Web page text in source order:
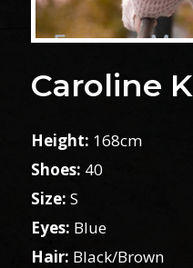
Caroline K
Height: 168cm
Shoes: 40
Size: S
Eyes: Blue
Hair: Black/Brown